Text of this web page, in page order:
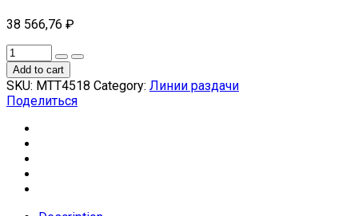
38 566,76 ₽
Add to cart
SKU: МТТ4518 Category: Линии раздачи
Поделиться